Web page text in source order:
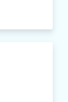
ป ณ อบต.บ่อ
ามดันโลหิต,
ำปรึกษาโดย